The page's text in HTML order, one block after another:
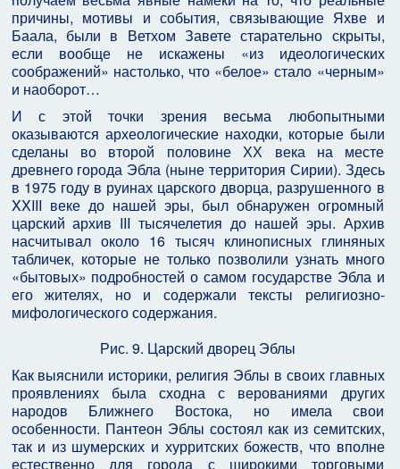
причины, мотивы и события, связывающие Яхве и
Баала, были в Ветхом Завете старательно скрыты,
если вообще не искажены «из идеологических
соображений» настолько, что «белое» стало «черным»
и наоборот…
И с этой точки зрения весьма любопытными
оказываются археологические находки, которые были
сделаны во второй половине ХХ века на месте
древнего города Эбла (ныне территория Сирии). Здесь
в 1975 году в руинах царского дворца, разрушенного в
XXIII веке до нашей эры, был обнаружен огромный
царский архив III тысячелетия до нашей эры. Архив
насчитывал около 16 тысяч клинописных глиняных
табличек, которые не только позволили узнать много
«бытовых» подробностей о самом государстве Эбла и
его жителях, но и содержали тексты религиозно-
мифологического содержания.
Рис. 9. Царский дворец Эблы
Как выяснили историки, религия Эблы в своих главных
проявлениях была сходна с верованиями других
народов Ближнего Востока, но имела свои
особенности. Пантеон Эблы состоял как из семитских,
так и из шумерских и хурритских божеств, что вполне
естественно для города с широкими торговыми